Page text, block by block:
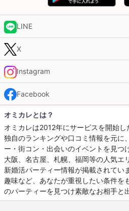
LINE
X
Instagram
Facebook
オミカレとは？
オミカレは2012年にサービスを開始し
独自のランキングや口コミ情報を元に
ー・街コン・出会いのイベントを見つ
大阪、名古屋、札幌、福岡等の人気エ
新婚活パーティー情報が掲載されてい
趣味など、あなたが重視したい条件を
のパーティーを見つけ素敵なお相手と